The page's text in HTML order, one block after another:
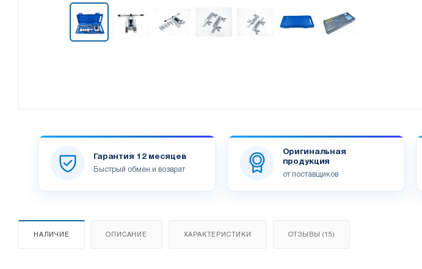
Гарантия 12 месяцев
Быстрый обмен и возврат
Оригинальная
продукция
от поставщиков
НАЛИЧИЕ ОПИСАНИЕ ХАРАКТЕРИСТИКИ ОТЗЫВЫ (15)